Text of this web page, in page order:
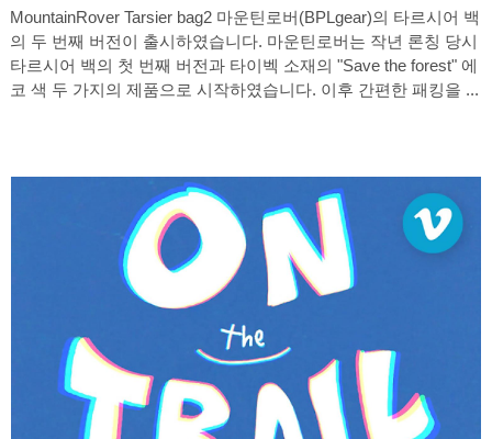
MountainRover Tarsier bag2 마운틴로버(BPLgear)의 타르시어 백
의 두 번째 버전이 출시하였습니다. 마운틴로버는 작년 론칭 당시
타르시어 백의 첫 번째 버전과 타이벡 소재의 "Save the forest" 에
코 색 두 가지의 제품으로 시작하였습니다. 이후 간편한 패킹을 ...